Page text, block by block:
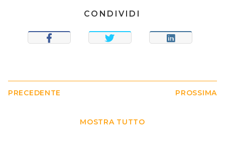
CONDIVIDI
CONDIVIDI TWEET CONDIVIDI
PRECEDENTE
MOSTRA TUTTO
PROSSIMA